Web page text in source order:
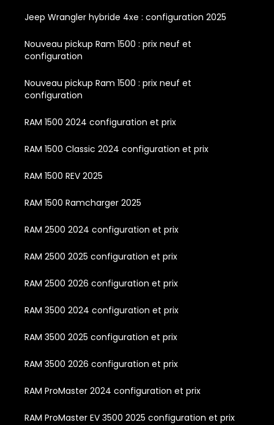
Jeep Wrangler hybride 4xe : configuration 2025
Nouveau pickup Ram 1500 : prix neuf et
configuration
Nouveau pickup Ram 1500 : prix neuf et
configuration
RAM 1500 2024 configuration et prix
RAM 1500 Classic 2024 configuration et prix
RAM 1500 REV 2025
RAM 1500 Ramcharger 2025
RAM 2500 2024 configuration et prix
RAM 2500 2025 configuration et prix
RAM 2500 2026 configuration et prix
RAM 3500 2024 configuration et prix
RAM 3500 2025 configuration et prix
RAM 3500 2026 configuration et prix
RAM ProMaster 2024 configuration et prix
RAM ProMaster EV 3500 2025 configuration et prix